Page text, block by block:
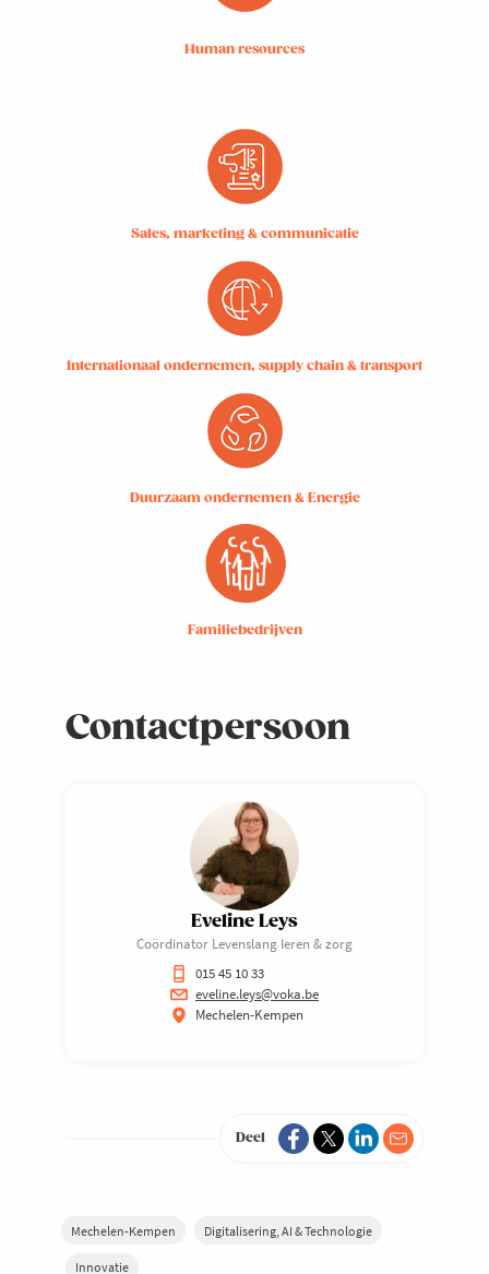
Human resources
Sales, marketing & communicatie
Internationaal ondernemen, supply chain & transport
Duurzaam ondernemen & Energie
Familiebedrijven
Contactpersoon
Eveline Leys
Coördinator Levenslang leren & zorg
015 45 10 33
eveline.leys@voka.be
Mechelen-Kempen
Deel
Mechelen-Kempen Digitalisering, AI & Technologie
Innovatie